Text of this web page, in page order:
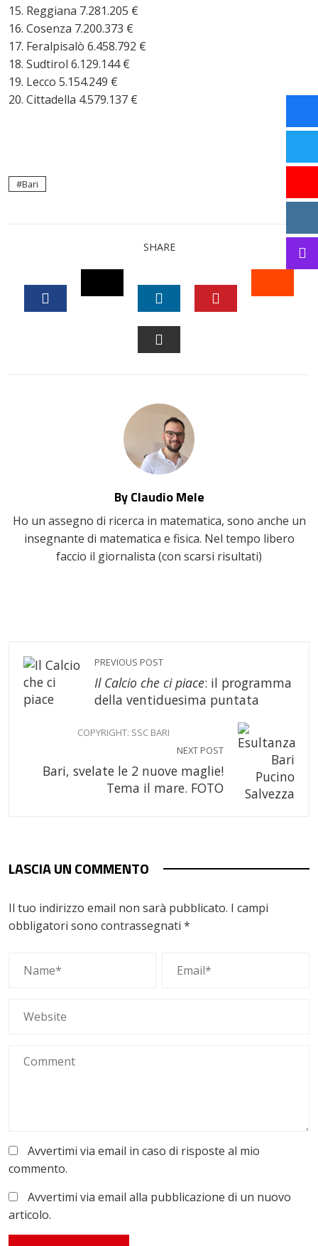
Reggiana 7.281.205 €
Cosenza 7.200.373 €
Feralpisalò 6.458.792 €
Sudtirol 6.129.144 €
Lecco 5.154.249 €
Cittadella 4.579.137 €
Bari
SHARE
TWITTER
LINKEDIN
By Claudio Mele
Ho un assegno di ricerca in matematica, sono anche un
insegnante di matematica e fisica. Nel tempo libero
faccio il giornalista (con scarsi risultati)
PREVIOUS POST
Il Calcio che ci piace: il programma
della ventiduesima puntata
COPYRIGHT: SSC BARI
NEXT POST
Bari, svelate le 2 nuove maglie!
Tema il mare. FOTO
LASCIA UN COMMENTO
Il tuo indirizzo email non sarà pubblicato. I campi
obbligatori sono contrassegnati *
Avvertimi via email in caso di risposte al mio
commento.
Avvertimi via email alla pubblicazione di un nuovo
articolo.